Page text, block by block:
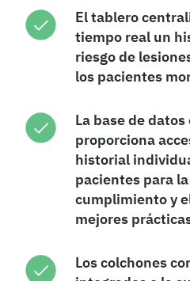
El tablero
tiempo real un
riesgo de
los pacientes
La base de
proporciona
historial
pacientes para
cumplimiento y
mejores
Los colchones